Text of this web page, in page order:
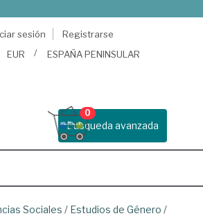
sesión
Registrarse
EUR ESPAÑA PENINSULAR
Busqueda avanzada
0
Sociales / Estudios de Género /